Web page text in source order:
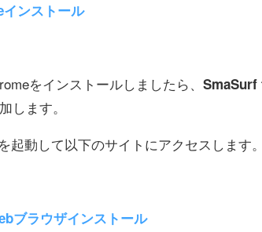
ンストール
をインストールしましたら、 SmaSurf
します。
起動して以下のサイトにアクセスします。
ブラウザインストール